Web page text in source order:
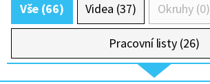
Vše (66) Videa (37) Okruhy (0)
Pracovní listy (26)